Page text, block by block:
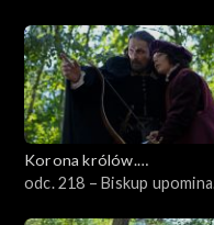
Korona królów.
Jagiellonowie
odc. 218 – Biskup upomina